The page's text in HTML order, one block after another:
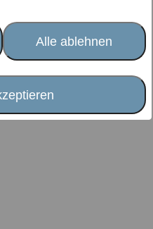
Alle ablehnen